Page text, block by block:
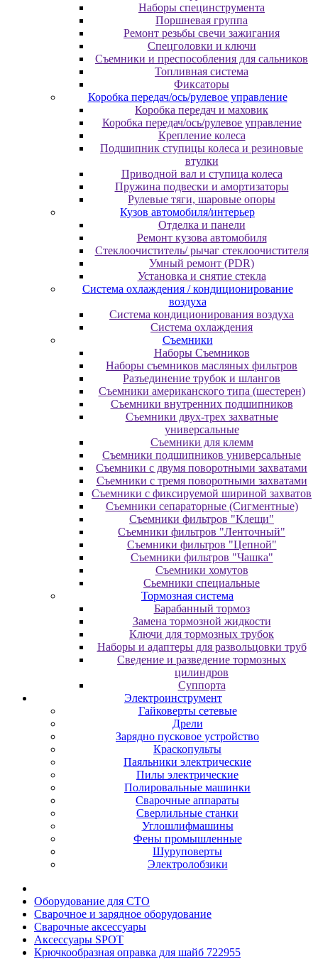
Наборы специнструмента
Поршневая группа
Ремонт резьбы свечи зажигания
Спецголовки и ключи
Съемники и преспособления для сальников
Топливная система
Фиксаторы
Коробка передач/ось/рулевое управление
Коробка передач и маховик
Коробка передач/ось/рулевое управление
Крепление колеса
Подшипник ступицы колеса и резиновые
втулки
Приводной вал и ступица колеса
Пружина подвески и амортизаторы
Рулевые тяги, шаровые опоры
Кузов автомобиля/интерьер
Отделка и панели
Ремонт кузова автомобиля
Стеклоочиститель/ рычаг стеклоочистителя
Умный ремонт (PDR)
Установка и снятие стекла
Система охлаждения / кондиционирование
воздуха
Система кондиционирования воздуха
Система охлаждения
Съемники
Наборы Съемников
Наборы съемников масляных фильтров
Разъединение трубок и шлангов
Съемники американского типа (шестерен)
Съемники внутренних подшипников
Съемники двух-трех захватные
универсальные
Съемники для клемм
Съемники подшипников универсальные
Съемники с двумя поворотными захватами
Съемники с тремя поворотными захватами
Съемники с фиксируемой шириной захватов
Съемники сепараторные (Сигментные)
Съемники фильтров "Клещи"
Съемники фильтров "Ленточный"
Съемники фильтров "Цепной"
Съемники фильтров "Чашка"
Съемники хомутов
Сьемники специальные
Тормозная система
Барабанный тормоз
Замена тормозной жидкости
Ключи для тормозных трубок
Наборы и адаптеры для развольцовки труб
Сведение и разведение тормозных
цилиндров
Суппорта
Электроинструмент
Гайковерты сетевые
Дрели
Зарядно пусковое устройство
Краскопульты
Паяльники электрические
Пилы электрические
Полировальные машинки
Сварочные аппараты
Сверлильные станки
Углошлифмашины
Фены промышленные
Шуруповерты
Электролобзики
Oбopудoвaниe для CTO
Cвapoчнoe и зарядное оборудование
Сварочные аксессуары
Аксессуары SPOT
Крючкообразная оправка для шайб 722955